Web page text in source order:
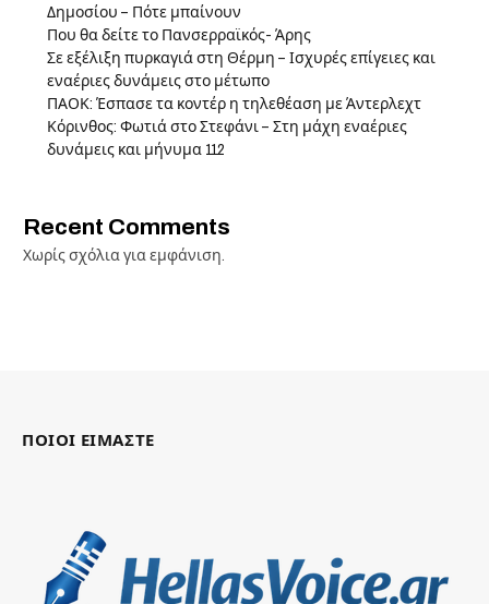
Δημοσίου – Πότε μπαίνουν
Που θα δείτε το Πανσερραϊκός- Άρης
Σε εξέλιξη πυρκαγιά στη Θέρμη – Ισχυρές επίγειες και
εναέριες δυνάμεις στο μέτωπο
ΠΑΟΚ: Έσπασε τα κοντέρ η τηλεθέαση με Άντερλεχτ
Κόρινθος: Φωτιά στο Στεφάνι – Στη μάχη εναέριες
δυνάμεις και μήνυμα 112
Recent Comments
Χωρίς σχόλια για εμφάνιση.
ΠΟΙΟΙ ΕΙΜΑΣΤΕ